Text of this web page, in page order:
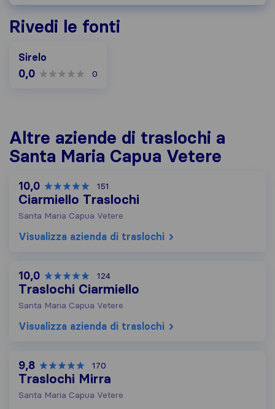
Rivedi le fonti
Sirelo
0,0 0
Altre aziende di traslochi a
Santa Maria Capua Vetere
10,0 151
Ciarmiello Traslochi
Santa Maria Capua Vetere
Visualizza azienda di traslochi
10,0 124
Traslochi Ciarmiello
Santa Maria Capua Vetere
Visualizza azienda di traslochi
9,8 170
Traslochi Mirra
Santa Maria Capua Vetere